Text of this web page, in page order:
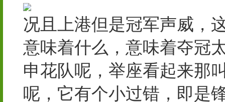
况且上港但是冠军声威，
意味着什么，意味着夺冠
申花队呢，举座看起来那
呢，它有个小过错，即是